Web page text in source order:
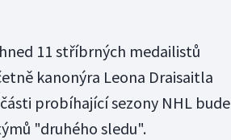
11 stříbrných medailistů
kanonýra Leona Draisaitla
probíhající sezony NHL bude
"druhého sledu".